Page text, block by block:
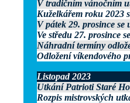
V tradičním vánočním
Kuželkářem roku 2023
V pátek 29. prosince
Ve středu 27. prosince
Náhradní termíny
Odložení víkendového
Listopad 2023
Utkání Patrioti Staré
Rozpis mistrovských